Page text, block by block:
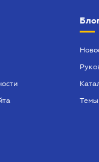
БУХГАЛТЕР ПРОФ
ЮРИСТ ПРОФ
Темы